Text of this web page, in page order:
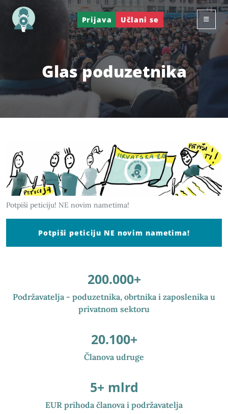
Prijava Učlani se
Glas poduzetnika
Potpiši peticiju! NE novim nametima!
Potpiši peticiju NE novim nametima!
200.000+
Podržavatelja - poduzetnika, obrtnika i zaposlenika u
privatnom sektoru
20.100+
Članova udruge
5+ mlrd
EUR prihoda članova i podržavatelja